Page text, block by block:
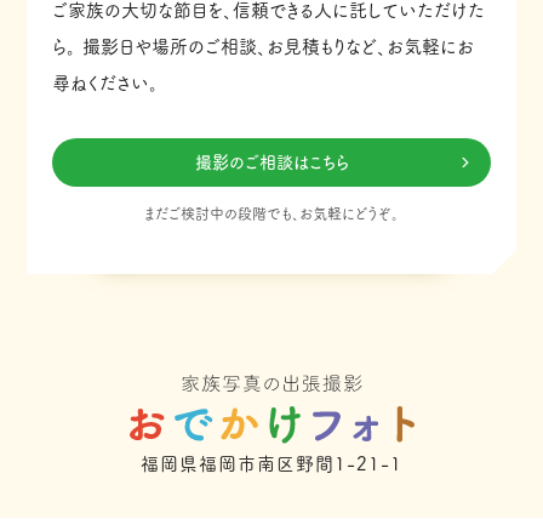
ご家族の大切な節目を、信頼できる人に託していただけた
ら。
撮影日や場所のご相談、お見積もりなど、お気軽にお
尋ねください。
撮影のご相談はこちら
まだご検討中の段階でも、お気軽にどうぞ。
福岡県福岡市南区野間1-21-1